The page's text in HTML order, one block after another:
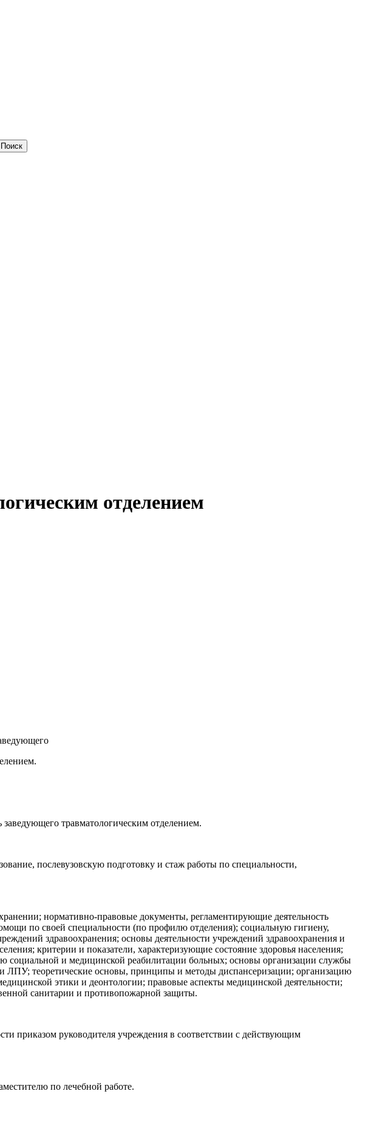
отделением
травматологическим отделением.
послевузовскую подготовку и стаж работы по специальности,
нормативно-правовые документы, регламентирующие деятельность
по своей специальности (по профилю отделения); социальную гигиену,
здравоохранения; основы деятельности учреждений здравоохранения и
критерии и показатели, характеризующие состояние здоровья населения;
социальной и медицинской реабилитации больных; основы организации службы
ЛПУ; теоретические основы, принципы и методы диспансеризации; организацию
этики и деонтологии; правовые аспекты медицинской деятельности;
санитарии и противопожарной защиты.
приказом руководителя учреждения в соответствии с действующим
по лечебной работе.